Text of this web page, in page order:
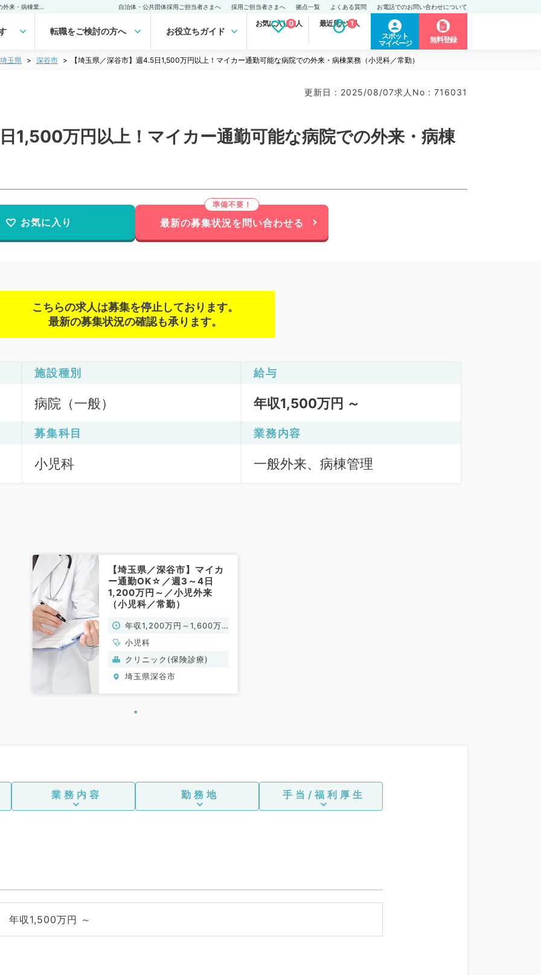
自治体・公共団体採用ご担当者さまへ 採用ご担当者さまへ 拠点一覧 よくある質問 お電話でのお問い合わせについて
転職をご検討の方へ お役立ちガイド
お気に入り求人
0 最近見た求人
1
スポット
マイページ
無料登録
埼玉県 深谷市 【埼玉県／深谷市】週4.5日1,500万円以上！マイカー通勤可能な病院での外来・病棟業務（小児科／常勤）
更新日 : 2025/08/07求人No : 716031
1,500万円以上！マイカー通勤可能な病院での外来・病棟
お気に入り 最新の募集状況を問い合わせる
こちらの求人は募集を停止しております。
最新の募集状況の確認も承ります。
施設種別
病院（一般）
給与
年収1,500万円 ～
募集科目
小児科
業務内容
一般外来、病棟管理
【埼玉県／深谷市】マイカ
ー通勤OK☆／週3～4日
1,200万円～／小児外来
（小児科／常勤）
年収1,200万円～1,600万
円
小児科
クリニック(保険診療)
埼玉県深谷市
業務内容 勤務地 手当/福利厚生
年収1,500万円 ～